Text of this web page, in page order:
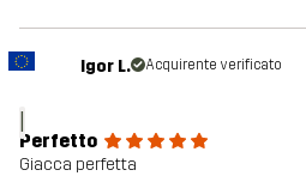
I
Igor L. Acquirente verificato
Perfetto
Giacca perfetta